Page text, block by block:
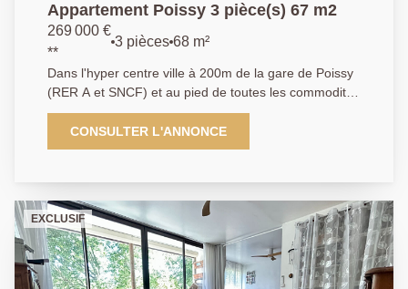
Appartement Poissy 3 pièce(s) 67 m2
269 000 €
**
3 pièces 68 m²
Dans l'hyper centre ville à 200m de la gare de Poissy
(RER A et SNCF) et au pied de toutes les commodités
du centre ville, l'Agence Principale vous propose ce 3
pièces lumineux de 67m² au premier étage d'une
copropriété à faibles charges et bien entretenue.
dégagement, d'un WC indépendant, d'une salle de
bain et d'un séjour salon de 27m² orienté sud ouest.
Une vaste cave vient compléter ce bien. Une belle
opportunité AGENCE PRINCIPALE: 01.30.06.69.69
(Julie GOUMAIN agent commercial RAC 909399941).
CONSULTER L'ANNONCE
EXCLUSIF